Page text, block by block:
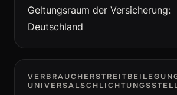
Geltungsraum der Versicherung:
Deutschland